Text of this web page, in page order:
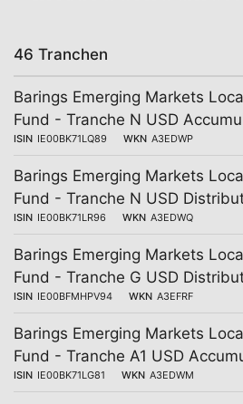
46 Tranchen
Barings Emerging Markets
Fund - Tranche N USD
ISIN IE00BK71LQ89 WKN A3EDWP
Barings Emerging Markets
Fund - Tranche N USD
ISIN IE00BK71LR96 WKN A3EDWQ
Barings Emerging Markets
Fund - Tranche G USD
ISIN IE00BFMHPV94 WKN A3EFRF
Barings Emerging Markets
Fund - Tranche A1 USD
ISIN IE00BK71LG81 WKN A3EDWM